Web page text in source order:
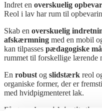
Indret en overskuelig
Reol i lav har rum til
Skab en overskuelig
afskærmning med en mobil
kan tilpasses pædagogiske
rummet til forskellige lærende
En robust og slidstærk reol
organiske former, der er
med hvidpigmenteret lak.